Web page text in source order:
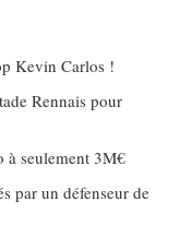
Kevin Carlos !
Rennais pour
à seulement 3M€
par un défenseur de